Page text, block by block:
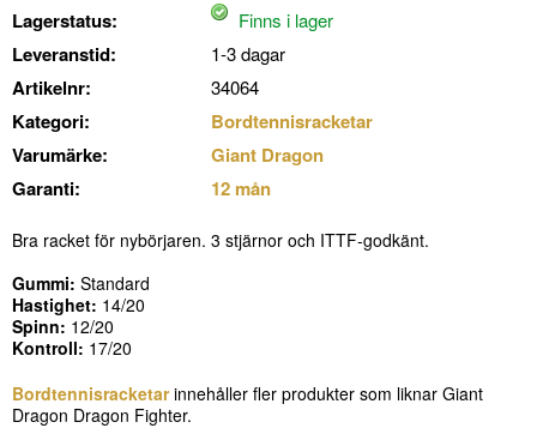
Lagerstatus: Finns i lager
Leveranstid: 1-3 dagar
Artikelnr: 34064
Kategori:
Bordtennisracketar
Varumärke:
Giant Dragon
Garanti:
12 mån
Bra racket för nybörjaren. 3 stjärnor och ITTF-godkänt.
Gummi: Standard
Hastighet: 14/20
Spinn: 12/20
Kontroll: 17/20
Bordtennisracketarinnehåller fler produkter som liknar Giant
Dragon Dragon Fighter.